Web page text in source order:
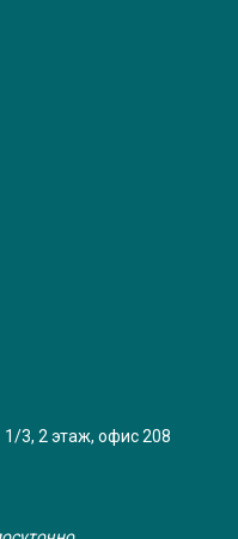
1/3, 2 этаж, офис 208